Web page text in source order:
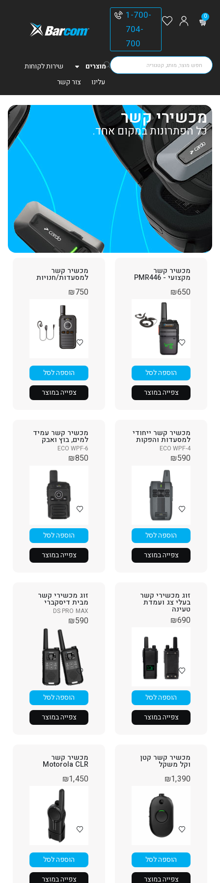
0
1-700-
704-
700
מוצרים
שירות לקוחות
עלינו
צור קשר
מכשירי קשר
כל הפתרונות במקום אחד.
מכשיר קשר
מקצועי - PMR446
₪650
הוספה לסל
צפייה במוצר
מכשיר קשר
למסעדות/חנויות
₪750
הוספה לסל
צפייה במוצר
מכשיר קשר ייחודי
למסעדות והפקות
ECO WPF-4
₪590
הוספה לסל
צפייה במוצר
מכשיר קשר עמיד
למים, בוץ ואבק
ECO WPF-6
₪850
הוספה לסל
צפייה במוצר
זוג מכשירי קשר
בעלי צג ועמדת
טעינה
₪690
הוספה לסל
צפייה במוצר
זוג מכשירי קשר
מבית דיסקברי
DS PRO MAX
₪590
הוספה לסל
צפייה במוצר
מכשיר קשר קטן
וקל משקל
₪1,390
הוספה לסל
צפייה במוצר
מכשיר קשר
Motorola CLR
₪1,450
הוספה לסל
צפייה במוצר